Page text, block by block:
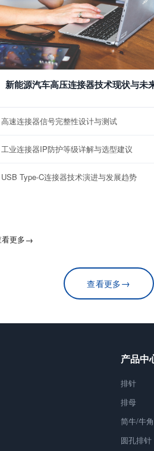
新能源汽车高压连接器技术现状与未
高速连接器信号完整性设计与测试
工业连接器IP防护等级详解与选型建议
USB Type-C连接器技术演进与发展趋势
更多→
查看更多→
产品中
排针
排母
简牛/牛角
圆孔排针